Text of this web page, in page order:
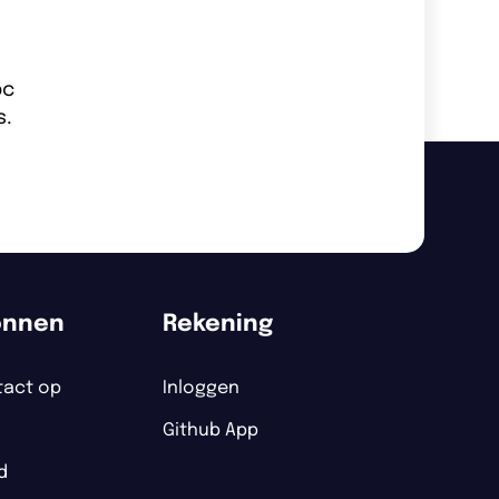
op
Rekening
Inloggen
Github App